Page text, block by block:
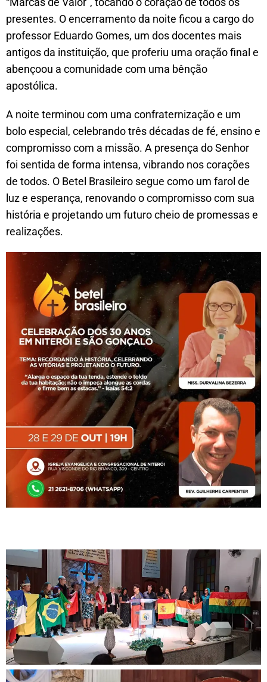
presentes. O encerramento da noite ficou a cargo do
professor Eduardo Gomes, um dos docentes mais
antigos da instituição, que proferiu uma oração final e
abençoou a comunidade com uma bênção
apostólica.
A noite terminou com uma confraternização e um
bolo especial, celebrando três décadas de fé, ensino e
compromisso com a missão. A presença do Senhor
foi sentida de forma intensa, vibrando nos corações
de todos. O Betel Brasileiro segue como um farol de
luz e esperança, renovando o compromisso com sua
história e projetando um futuro cheio de promessas e
realizações.